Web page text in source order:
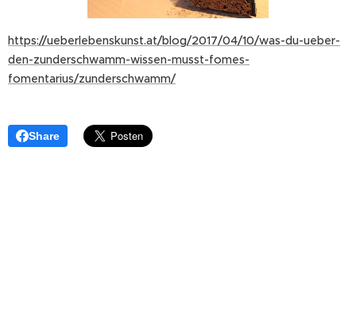
https://ueberlebenskunst.at/blog/2017/04/10/was-du-ueber-
den-zunderschwamm-wissen-musst-fomes-
fomentarius/zunderschwamm/
Share